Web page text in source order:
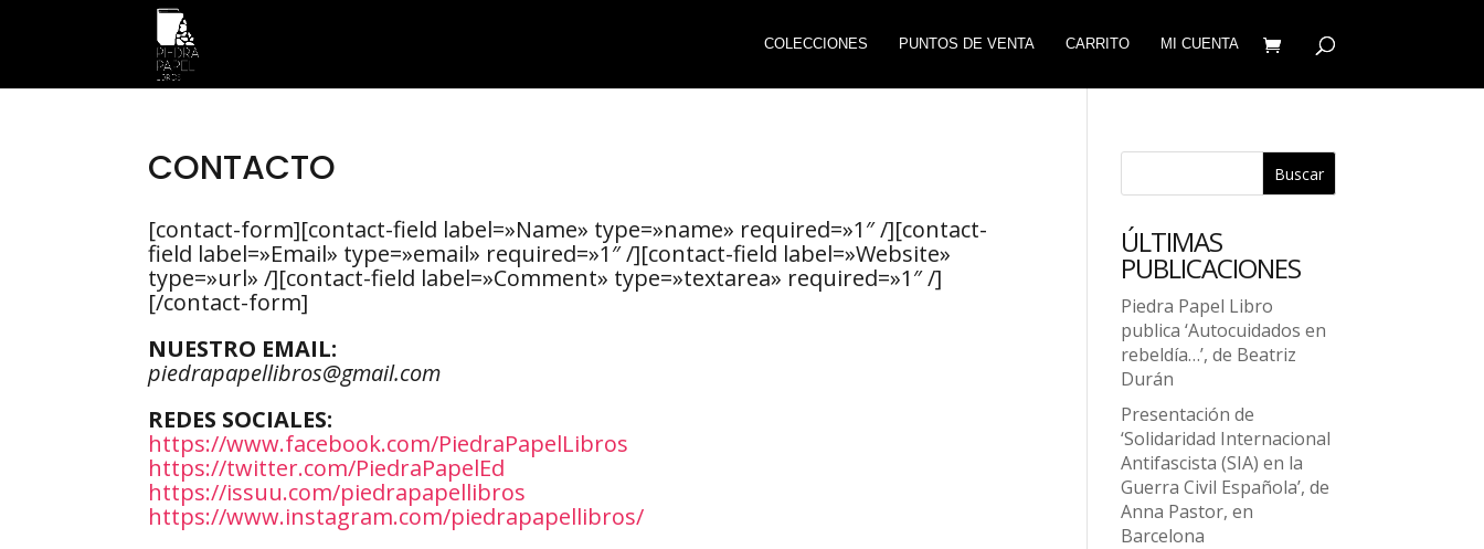
COLECCIONES PUNTOS DE VENTA CARRITO MI CUENTA
CONTACTO
[contact-form][contact-field label=»Name» type=»name» required=»1″ /][contact-
field label=»Email» type=»email» required=»1″ /][contact-field label=»Website»
type=»url» /][contact-field label=»Comment» type=»textarea» required=»1″ /]
[/contact-form]
NUESTRO EMAIL:
piedrapapellibros@gmail.com
REDES SOCIALES:
https://www.facebook.com/PiedraPapelLibros
https://twitter.com/PiedraPapelEd
https://issuu.com/piedrapapellibros
https://www.instagram.com/piedrapapellibros/
Buscar
ÚLTIMAS
PUBLICACIONES
Piedra Papel Libro
publica ‘Autocuidados en
rebeldía…’, de Beatriz
Durán
Presentación de
‘Solidaridad Internacional
Antifascista (SIA) en la
Guerra Civil Española’, de
Anna Pastor, en
Barcelona